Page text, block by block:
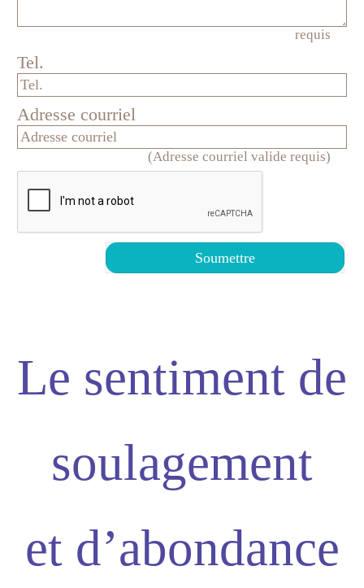
requis
Tel.
Adresse courriel
(Adresse courriel valide requis)
Le sentiment de
soulagement
et d’abondance